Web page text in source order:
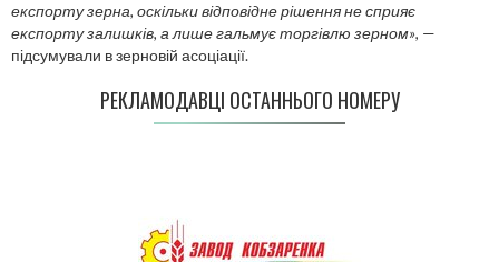
експорту зерна, оскільки відповідне рішення не сприяє
експорту залишків, а лише гальмує торгівлю зерном», —
підсумували в зерновій асоціації.
РЕКЛАМОДАВЦІ ОСТАННЬОГО НОМЕРУ